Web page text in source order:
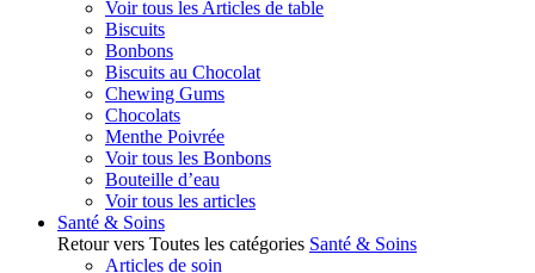
Voir tous les Articles de table
Biscuits
Bonbons
Biscuits au Chocolat
Chewing Gums
Chocolats
Menthe Poivrée
Voir tous les Bonbons
Bouteille d’eau
Voir tous les articles
Santé & Soins
Retour vers Toutes les catégories Santé & Soins
Articles de soin